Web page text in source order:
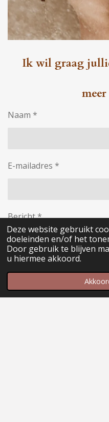
Deze website gebruikt
doeleinden en/of het
Door gebruik te blijven
u hiermee akkoord.
Ik wil graag
Naam *
E-mailadres *
Bericht *
Verzenden